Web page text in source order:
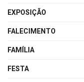
EXPOSIÇÃO
FALECIMENTO
FAMÍLIA
FESTA